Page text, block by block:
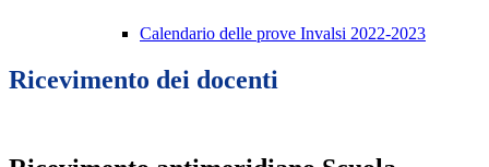
Calendario delle prove Invalsi 2022-2023
Ricevimento dei docenti